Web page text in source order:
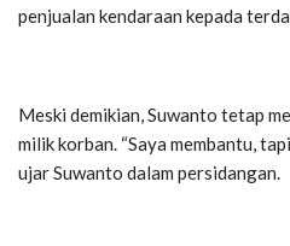
penjualan kendaraan kepada
Meski demikian, Suwanto tetap
milik korban. “Saya membantu,
ujar Suwanto dalam persidangan.